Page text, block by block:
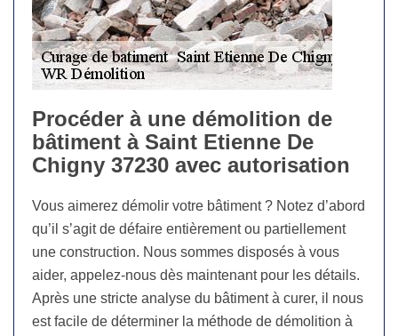
Procéder à une démolition de
bâtiment à Saint Etienne De
Chigny 37230 avec autorisation
Vous aimerez démolir votre bâtiment ? Notez d’abord
qu’il s’agit de défaire entièrement ou partiellement
une construction. Nous sommes disposés à vous
aider, appelez-nous dès maintenant pour les détails.
Après une stricte analyse du bâtiment à curer, il nous
est facile de déterminer la méthode de démolition à